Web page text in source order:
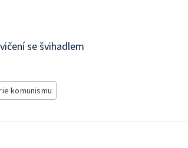
se švihadlem
komunismu